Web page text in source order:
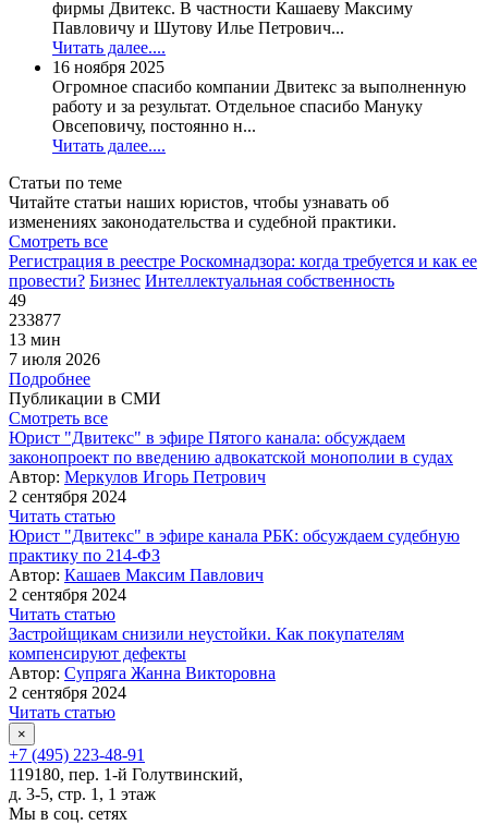
фирмы Двитекс. В частности Кашаеву Максиму
Павловичу и Шутову Илье Петрович...
Читать далее....
16 ноября 2025
Огромное спасибо компании Двитекс за выполненную
работу и за результат. Отдельное спасибо Мануку
Овсеповичу, постоянно н...
Читать далее....
Статьи по теме
Читайте статьи наших юристов, чтобы узнавать об
изменениях законодательства и судебной практики.
Смотреть все
Регистрация в реестре Роскомнадзора: когда требуется и как ее
провести? Бизнес Интеллектуальная собственность
49
233877
13 мин
7 июля 2026
Подробнее
Публикации в СМИ
Смотреть все
Юрист "Двитекс" в эфире Пятого канала: обсуждаем
законопроект по введению адвокатской монополии в судах
Автор: Меркулов Игорь Петрович
2 сентября 2024
Читать статью
Юрист "Двитекс" в эфире канала РБК: обсуждаем судебную
практику по 214-ФЗ
Автор: Кашаев Максим Павлович
2 сентября 2024
Читать статью
Застройщикам снизили неустойки. Как покупателям
компенсируют дефекты
Автор: Супряга Жанна Викторовна
2 сентября 2024
Читать статью
×
+7 (495) 223-48-91
119180, пер. 1-й Голутвинский,
д. 3-5, стр. 1, 1 этаж
Мы в соц. сетях